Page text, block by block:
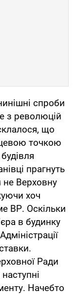
спроби
з революцій
що
точкою
прагнуть
не Верховну
хоч
ВР. Оскільки
в будинку
Ради
Начебто